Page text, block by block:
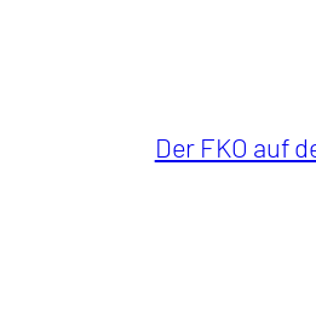
Der FKO auf